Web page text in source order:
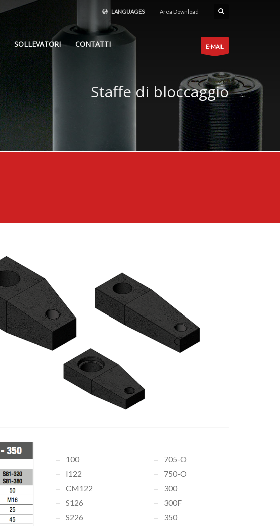
LANGUAGES Area Download
SOLLEVATORI CONTATTI E-MAIL
Staffe di bloccaggio
100
I122
CM122
S126
S226
705-O
750-O
300
300F
350